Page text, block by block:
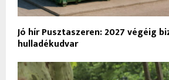
Jó hír Pusztaszeren: 2027 végéig
hulladékudvar